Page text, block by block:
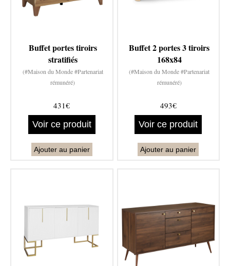
Buffet portes tiroirs
stratifiés
(#Maison du Monde #Partenariat
rémunéré)
431€
Voir ce produit
Ajouter au panier
Buffet 2 portes 3 tiroirs
168x84
(#Maison du Monde #Partenariat
rémunéré)
493€
Voir ce produit
Ajouter au panier